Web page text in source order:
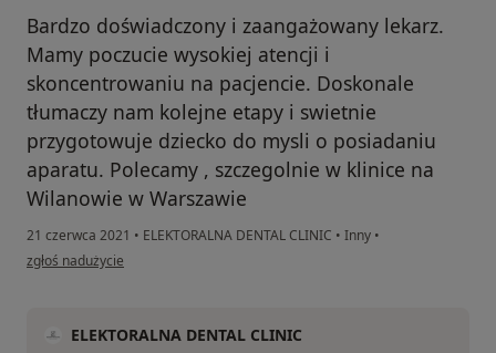
Bardzo doświadczony i zaangażowany lekarz.
Mamy poczucie wysokiej atencji i
skoncentrowaniu na pacjencie. Doskonale
tłumaczy nam kolejne etapy i swietnie
przygotowuje dziecko do mysli o posiadaniu
aparatu. Polecamy , szczegolnie w klinice na
Wilanowie w Warszawie
21 czerwca 2021 • ELEKTORALNA DENTAL CLINIC • Inny •
w opinii użytkownika JS
zgłoś nadużycie
ELEKTORALNA DENTAL CLINIC